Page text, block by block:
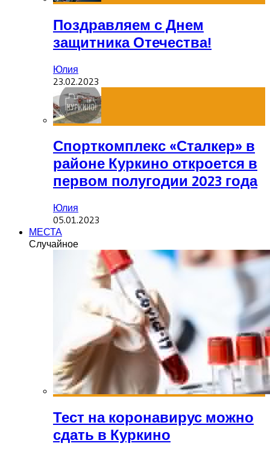
Поздравляем с Днем
защитника Отечества!
Юлия
23.02.2023
Спорткомплекс «Сталкер» в
районе Куркино откроется в
первом полугодии 2023 года
Юлия
05.01.2023
МЕСТА
Случайное
Тест на коронавирус можно
сдать в Куркино